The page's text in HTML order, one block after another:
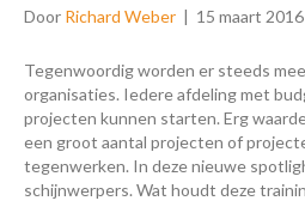
Door Richard Weber | 15 maart 2016
Tegenwoordig worden er steeds
organisaties. Iedere afdeling met
projecten kunnen starten. Erg
een groot aantal projecten of
tegenwerken. In deze nieuwe
schijnwerpers. Wat houdt deze